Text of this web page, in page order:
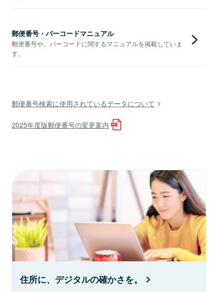
郵便番号・バーコードマニュアル
郵便番号や、バーコードに関するマニュアルを掲載していま
す。
郵便番号検索に使用されているデータについて
2025年度版郵便番号の変更案内
住所に、デジタルの確かさを。